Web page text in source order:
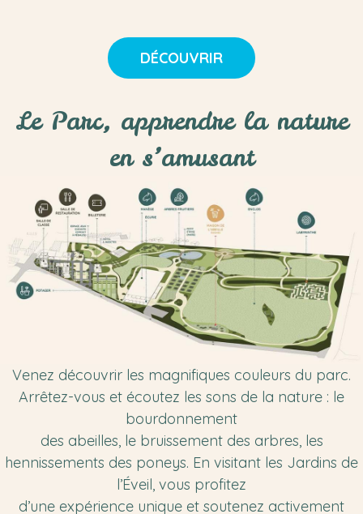
DÉCOUVRIR
Le Parc, apprendre la nature
en s’amusant
Venez découvrir les magnifiques couleurs du parc.
Arrêtez-vous et écoutez les sons de la nature : le
bourdonnement
des abeilles, le bruissement des arbres, les
hennissements des poneys. En visitant les Jardins de
l’Éveil, vous profitez
d’une expérience unique et soutenez activement